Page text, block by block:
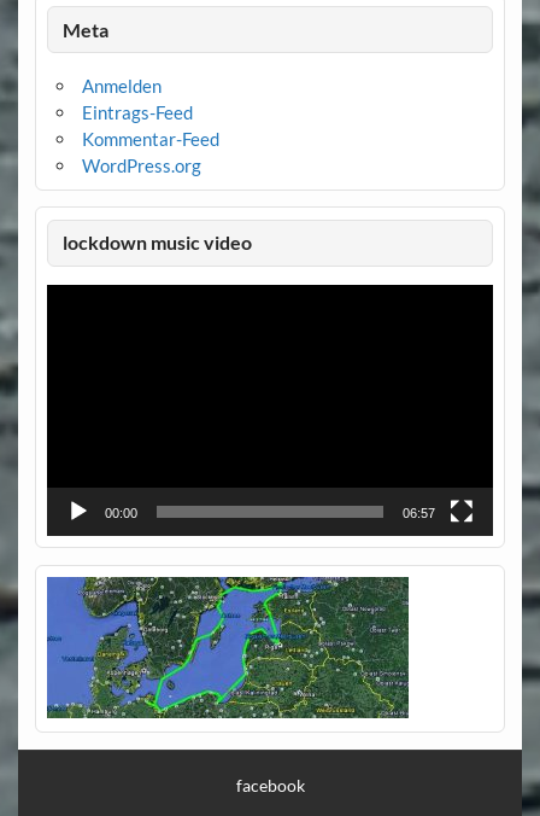
Meta
Anmelden
Eintrags-Feed
Kommentar-Feed
WordPress.org
lockdown music video
Video-
00:00 06:57
facebook